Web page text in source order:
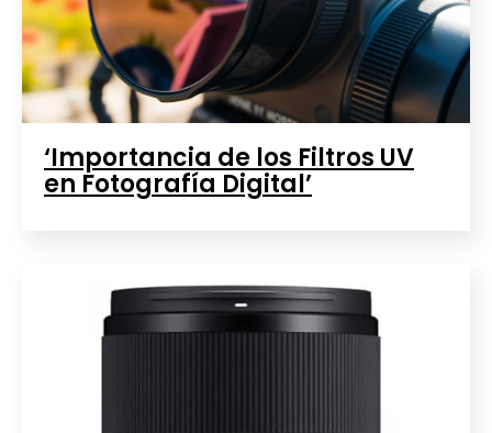
‘Importancia de los Filtros UV
en Fotografía Digital’